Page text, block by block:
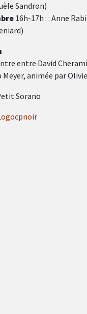
Sandron)
16h-17h : : Anne
entre David
animée par
Sorano